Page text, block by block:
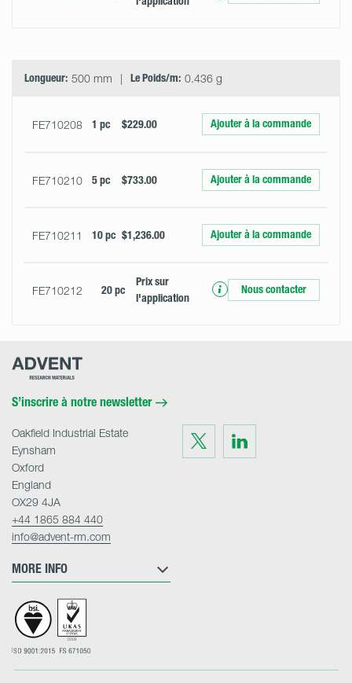
Longueur: 500 mm Le Poids/m: 0.436 g
FE710208 1 pc $229.00 Ajouter à la commande
FE710210 5 pc $733.00 Ajouter à la commande
FE710211 10 pc $1,236.00 Ajouter à la commande
FE710212 20 pc
Prix ​​sur
l'application
Nous contacter
Advent
S’inscrire à notre newsletter
Visit
us
on
Twitter
Visit
on
LinkedIn
MORE INFO
Oakfield Industrial Estate
Eynsham
Oxford
England
OX29 4JA
+44 1865 884 440
info@advent-rm.com